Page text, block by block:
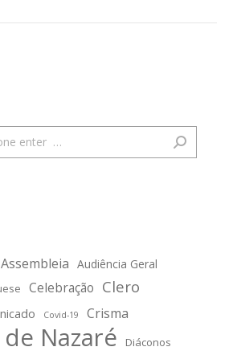
Assembleia Audiência Geral
Celebração Clero
Covid-19 Crisma
Nazaré
Diáconos